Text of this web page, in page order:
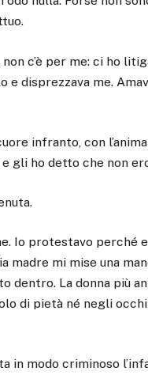
c’è per me: ci ho
disprezzava me.
infranto, con
gli ho detto che non
Io protestavo perché
madre mi mise una
La donna più
di pietà né negli
in modo criminoso